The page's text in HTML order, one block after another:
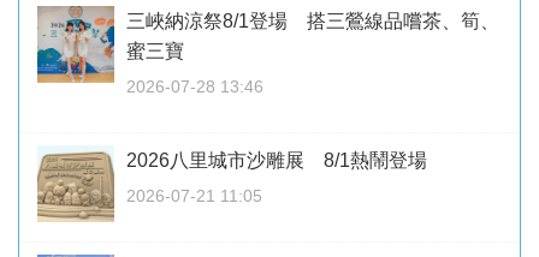
三峽納涼祭8/1登場 搭三鶯線品嚐茶、筍、
蜜三寶
2026-07-28 13:46
2026八里城市沙雕展 8/1熱鬧登場
2026-07-21 11:05